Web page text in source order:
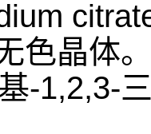
色晶体
-1,2,3-